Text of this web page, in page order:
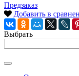
Предзаказ
Добавить в
Выбрать